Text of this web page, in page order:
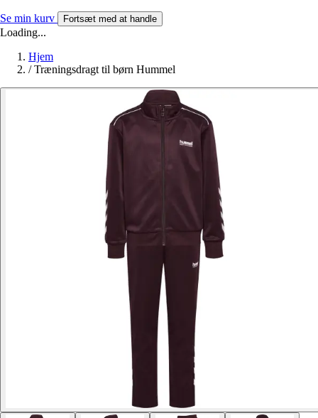
Se min kurv Fortsæt med at handle
Loading...
Hjem
/ Træningsdragt til børn Hummel